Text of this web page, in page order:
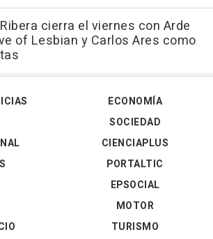
cierra el viernes con Arde
of Lesbian y Carlos Ares como
ECONOMÍA
SOCIEDAD
CIENCIAPLUS
PORTALTIC
EPSOCIAL
MOTOR
TURISMO